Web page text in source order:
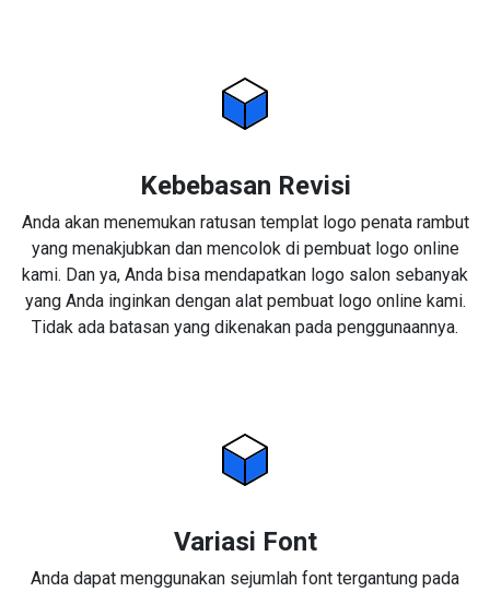
Kebebasan Revisi
Anda akan menemukan ratusan templat logo penata rambut
yang menakjubkan dan mencolok di pembuat logo online
kami. Dan ya, Anda bisa mendapatkan logo salon sebanyak
yang Anda inginkan dengan alat pembuat logo online kami.
Tidak ada batasan yang dikenakan pada penggunaannya.
Variasi Font
Anda dapat menggunakan sejumlah font tergantung pada